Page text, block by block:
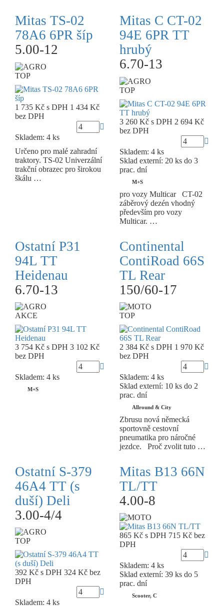
Mitas TS-02
78A6 6PR šíp
5.00-12
TOP
1 735 Kč s DPH 1 434 Kč
bez DPH
Skladem: 4 ks
Určeno pro malé zahradní
traktory. TS-02 Univerzální
trakční obrazec pro širokou
škálu …
Mitas C CT-02
94E 6PR TT
hrubý
6.70-13
TOP
3 260 Kč s DPH 2 694 Kč
bez DPH
Skladem: 4 ks
Sklad externí: 20 ks do 3
prac. dní
M+S
pro vozy Multicar CT-02
záběrový dezén vhodný
především pro vozy
Multicar. …
Ostatní P31
94L TT
Heidenau
6.70-13
AKCE
3 754 Kč s DPH 3 102 Kč
bez DPH
Skladem: 4 ks
M+S
Continental
ContiRoad 66S
TL Rear
150/60-17
TOP
2 384 Kč s DPH 1 970 Kč
bez DPH
Skladem: 4 ks
Sklad externí: 10 ks do 2
prac. dní
Allround & City
Zbrusu nová německá
sportovně cestovní
pneumatika pro náročné
jezdce. Proč zvolit tuto …
Ostatní S-379
46A4 TT (s
duší) Deli
3.00-4/4
TOP
392 Kč s DPH 324 Kč bez
DPH
Skladem: 4 ks
Mitas B13 66N
TL/TT
4.00-8
865 Kč s DPH 715 Kč bez
DPH
Skladem: 4 ks
Sklad externí: 39 ks do 5
prac. dní
Scooter, C